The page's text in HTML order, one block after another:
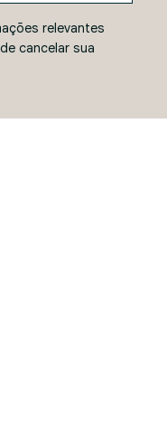
relevantes
cancelar sua